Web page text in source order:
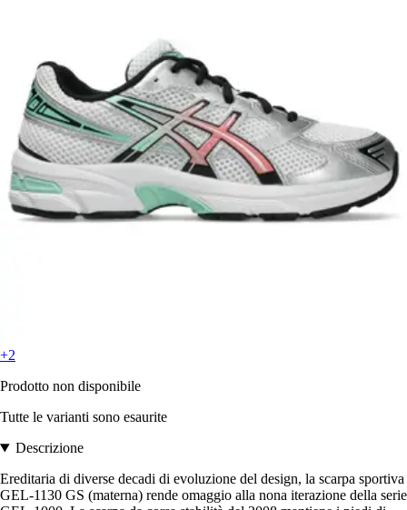
+2
Prodotto non disponibile
Tutte le varianti sono esaurite
Descrizione
Ereditaria di diverse decadi di evoluzione del design, la scarpa sportiva
GEL-1130 GS (materna) rende omaggio alla nona iterazione della serie